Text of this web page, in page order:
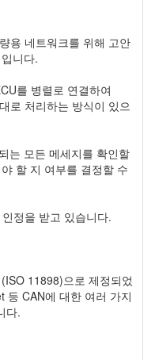
용 네트워크를 위해 고안
니다.
를 병렬로 연결하여
로 처리하는 방식이 있으
는 모든 메세지를 확인할
할 지 여부를 결정할 수
정을 받고 있습니다.
11898)으로 제정되었
등 CAN에 대한 여러 가지
다.